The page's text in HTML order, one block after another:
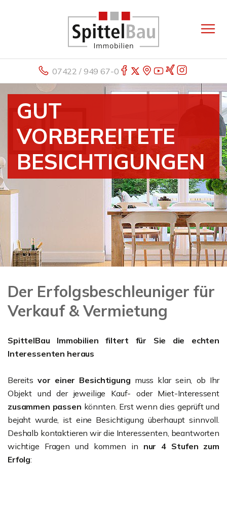
07422 / 949 67-0
GUT
VORBEREITETE
BESICHTIGUNGEN
Der Erfolgsbeschleuniger für
Verkauf & Vermietung
SpittelBau Immobilien filtert für Sie die echten
Interessenten heraus
Bereitsvor einer Besichtigung muss klar sein, ob Ihr
Objekt und der jeweilige Kauf- oder Miet-Interessent
zusammen passen könnten. Erst wenn dies geprüft und
bejaht wurde, ist eine Besichtigung überhaupt sinnvoll.
Deshalb kontaktieren wir die Interessenten, beantworten
wichtige Fragen und kommen in nur 4 Stufen zum
Erfolg: